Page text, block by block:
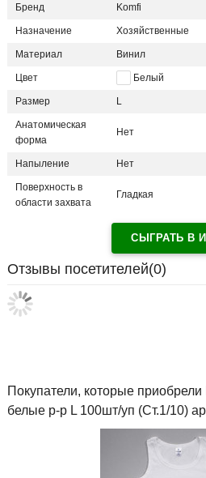
Бренд Komfi
Назначение Хозяйственные
Материал Винил
Цвет Белый
Размер L
Анатомическая
форма
Нет
Напыление Нет
Поверхность в
области захвата
Гладкая
СЫГРАТЬ В
Отзывы посетителей(0)
Покупатели, которые
белые р-р L 100шт/уп (Ст.1/10)